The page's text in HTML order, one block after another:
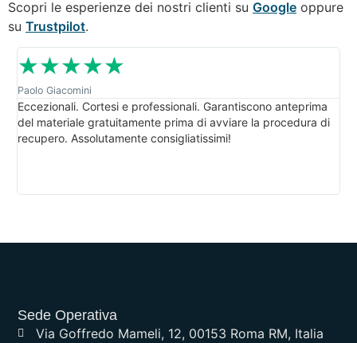
Scopri le esperienze dei nostri clienti su Google oppure
su Trustpilot.
☆☆☆☆☆
Paolo Giacomini
Eccezionali. Cortesi e professionali. Garantiscono anteprima
del materiale gratuitamente prima di avviare la procedura di
recupero. Assolutamente consigliatissimi!
Sede Operativa
Via Goffredo Mameli, 12, 00153 Roma RM, Italia